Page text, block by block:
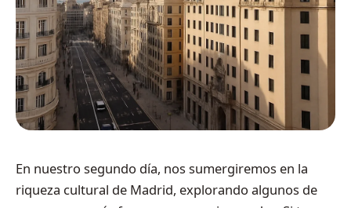
En nuestro segundo día, nos sumergiremos en la
riqueza cultural de Madrid, explorando algunos de